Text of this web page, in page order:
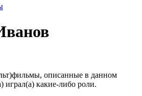
описанные в данном
играл(а) какие-либо роли.